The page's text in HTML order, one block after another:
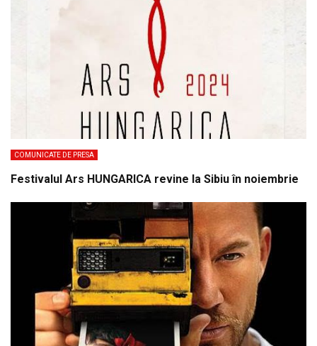
COMUNICATE DE PRESA
Festivalul Ars HUNGARICA revine la Sibiu în noiembrie